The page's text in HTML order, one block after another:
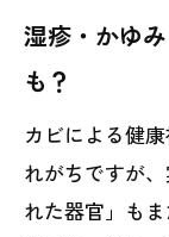
湿疹・かゆ
も？
カビによる健
れがちですが
れた器官」も